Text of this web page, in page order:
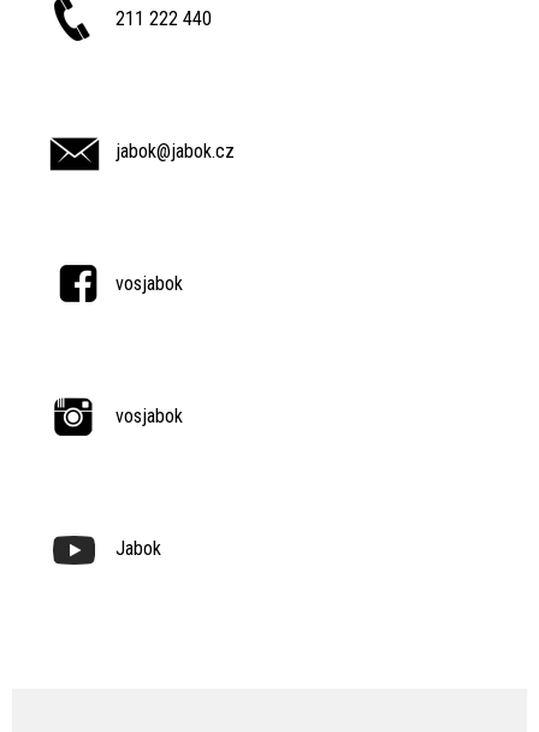
211 222 440
jabok@jabok.cz
vosjabok
vosjabok
Jabok